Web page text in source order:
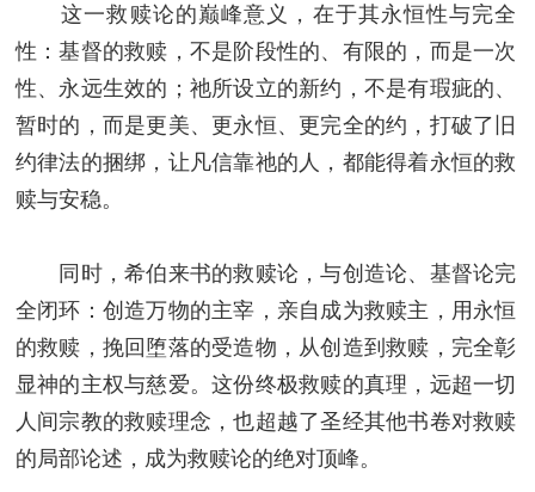
这一救赎论的巅峰意义，在于其永恒性与完全
性：基督的救赎，不是阶段性的、有限的，而是一次
性、永远生效的；祂所设立的新约，不是有瑕疵的、
暂时的，而是更美、更永恒、更完全的约，打破了旧
约律法的捆绑，让凡信靠祂的人，都能得着永恒的救
赎与安稳。
同时，希伯来书的救赎论，与创造论、基督论完
全闭环：创造万物的主宰，亲自成为救赎主，用永恒
的救赎，挽回堕落的受造物，从创造到救赎，完全彰
显神的主权与慈爱。这份终极救赎的真理，远超一切
人间宗教的救赎理念，也超越了圣经其他书卷对救赎
的局部论述，成为救赎论的绝对顶峰。